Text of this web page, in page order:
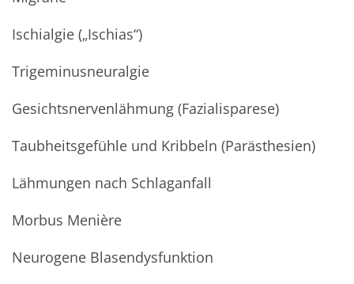
Ischialgie („Ischias“)
Trigeminusneuralgie
Gesichtsnervenlähmung (Fazialisparese)
Taubheitsgefühle und Kribbeln (Parästhesien)
Lähmungen nach Schlaganfall
Morbus Menière
Neurogene Blasendysfunktion